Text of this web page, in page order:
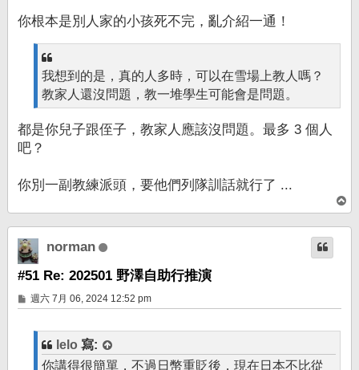
你根本是別人家的小孩死不完，亂介紹一通！
我想到的是，真的人多時，可以在雪場上教人嗎？
教家人還沒問題，教一堆學生可能會是問題。
都是你兒子跟侄子，教家人應該沒問題。最多 3 個人
吧？
你別一副教練派頭，要他們列隊訓話就行了 ...
頂
端
norman
#51 Re: 202501 野澤自助行推演
文
章
週六 7月 06, 2024 12:52 pm
lelo 寫:
你講得很簡單，不過日幣重貶後，現在日本不比從